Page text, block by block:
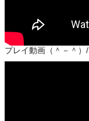
プレイ動画（＾－＾）/